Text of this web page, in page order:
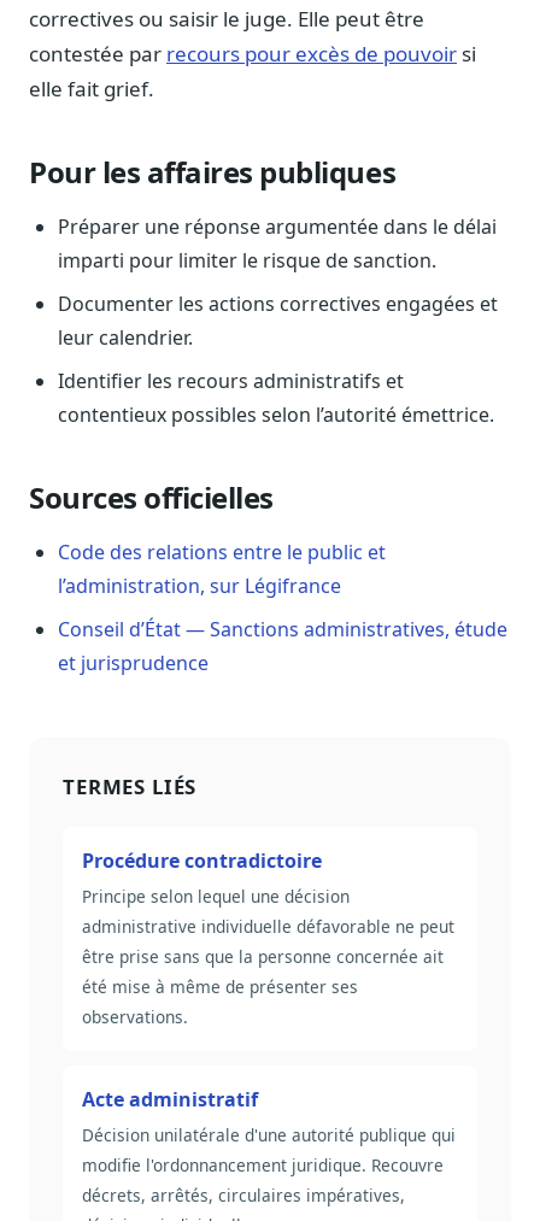
Qui sommes-nous
Méthode, valeurs et équipe
Charte IA
Sécurité
Hébergement européen, RGPD
Presse
Kit média, contacts
correctives ou saisir le juge. Elle peut être
contestée par recours pour excès de pouvoir si
elle fait grief.
Pour les affaires publiques
Préparer une réponse argumentée dans le délai
imparti pour limiter le risque de sanction.
Documenter les actions correctives engagées et
leur calendrier.
Identifier les recours administratifs et
contentieux possibles selon l’autorité émettrice.
Sources officielles
Code des relations entre le public et
l’administration, sur Légifrance
Conseil d’État — Sanctions administratives, étude
et jurisprudence
TERMES LIÉS
Procédure contradictoire
Principe selon lequel une décision
administrative individuelle défavorable ne peut
être prise sans que la personne concernée ait
été mise à même de présenter ses
observations.
Acte administratif
Décision unilatérale d'une autorité publique qui
modifie l'ordonnancement juridique. Recouvre
décrets, arrêtés, circulaires impératives,